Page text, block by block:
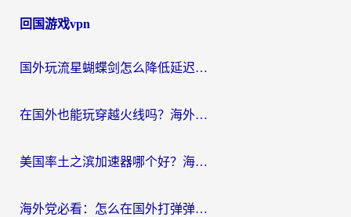
回国游戏vpn
国外玩流星蝴蝶剑怎么降低延迟？海外党必看的加速秘籍（含欧洲鸣潮&彩虹岛优化攻略）
在国外也能玩穿越火线吗？海外玩家国服游戏畅玩终极指南
美国率土之滨加速器哪个好？海外党国服游戏畅玩终极指南（附多游戏解决方案）
海外党必看：怎么在国外打弹弹堂不卡？番茄加速器亲测指南